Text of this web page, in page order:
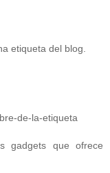
etiqueta del blog.
de-la-etiqueta
gadgets que ofrece